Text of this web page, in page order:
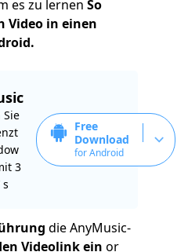
es zu lernen So
Video in einen
Sie
3
Free
Download
for Android
die AnyMusic-
Videolink ein or